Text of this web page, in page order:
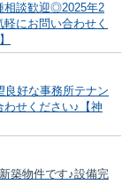
相談歓迎◎2025年2
軽にお問い合わせく
良好な事務所テナン
わせください♪【神
築物件です♪設備完